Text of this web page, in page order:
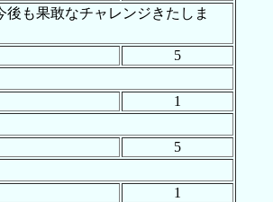
も果敢なチャレンジきたしま
5
1
5
1